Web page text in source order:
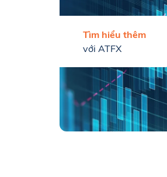
Tìm hiểu thêm
với ATFX